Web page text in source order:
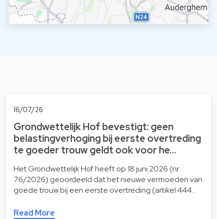
16/07/26
Grondwettelijk Hof bevestigt: geen
belastingverhoging bij eerste overtreding
te goeder trouw geldt ook voor he…
Het Grondwettelijk Hof heeft op 18 juni 2026 (nr.
76/2026) geoordeeld dat het nieuwe vermoeden van
goede trouw bij een eerste overtreding (artikel 444…
Read More